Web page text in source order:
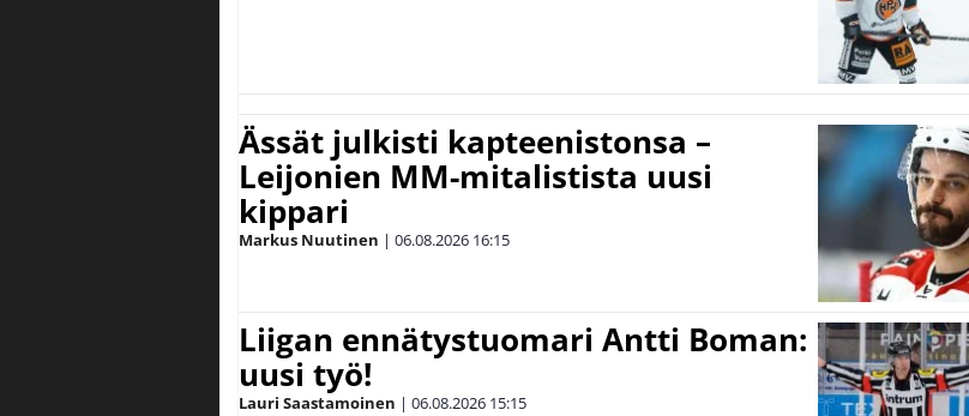
Ässät julkisti kapteenistonsa –
Leijonien MM-mitalistista uusi
kippari
Markus Nuutinen | 06.08.2026 16:15
Liigan ennätystuomari Antti Boman:
uusi työ!
Lauri Saastamoinen | 06.08.2026 15:15